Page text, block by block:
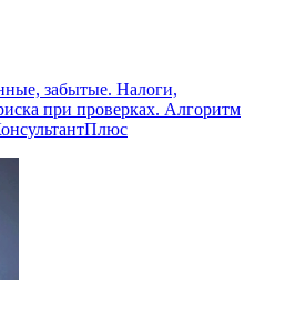
забытые. Налоги,
при проверках. Алгоритм